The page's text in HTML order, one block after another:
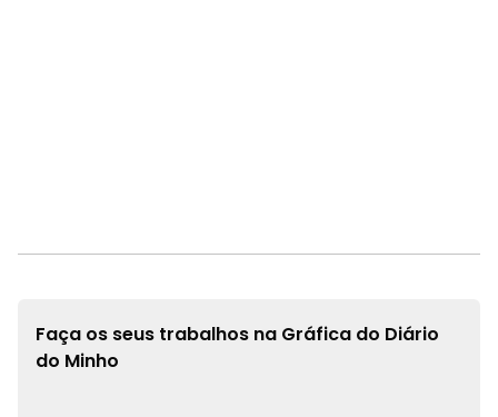
Faça os seus trabalhos na Gráfica do Diário
do Minho